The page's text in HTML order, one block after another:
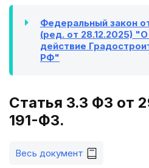
Федеральный закон
(ред. от 28.12.2025)
действие
РФ"
Статья 3.3 ФЗ от
191-ФЗ.
Весь документ